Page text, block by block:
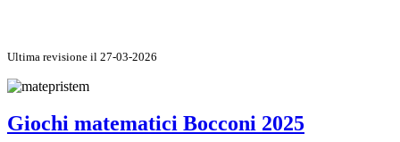
Ultima revisione il 27-03-2026
Giochi matematici Bocconi 2025